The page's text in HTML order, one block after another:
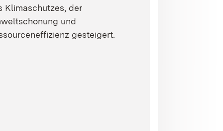
Klimaschutzes, der
und
gesteigert.